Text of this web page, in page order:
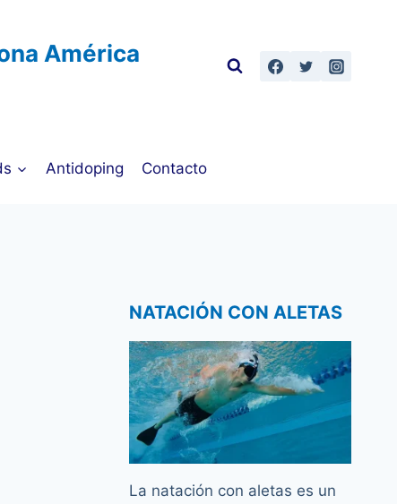
América
Antidoping Contacto
NATACIÓN CON ALETAS
La natación con aletas es un